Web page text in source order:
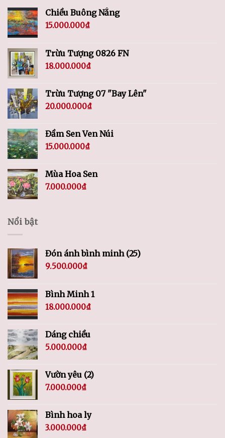
Chiều Buông Nắng
15.000.000₫
Trừu Tượng 0826 FN
18.000.000₫
Trừu Tượng 07 "Bay Lên"
20.000.000₫
Đầm Sen Ven Núi
15.000.000₫
Mùa Hoa Sen
7.000.000₫
Nổi bật
Đón ánh bình minh (25)
9.500.000₫
Bình Minh 1
18.000.000₫
Dáng chiều
5.000.000₫
Vườn yêu (2)
7.000.000₫
Bình hoa ly
3.000.000₫